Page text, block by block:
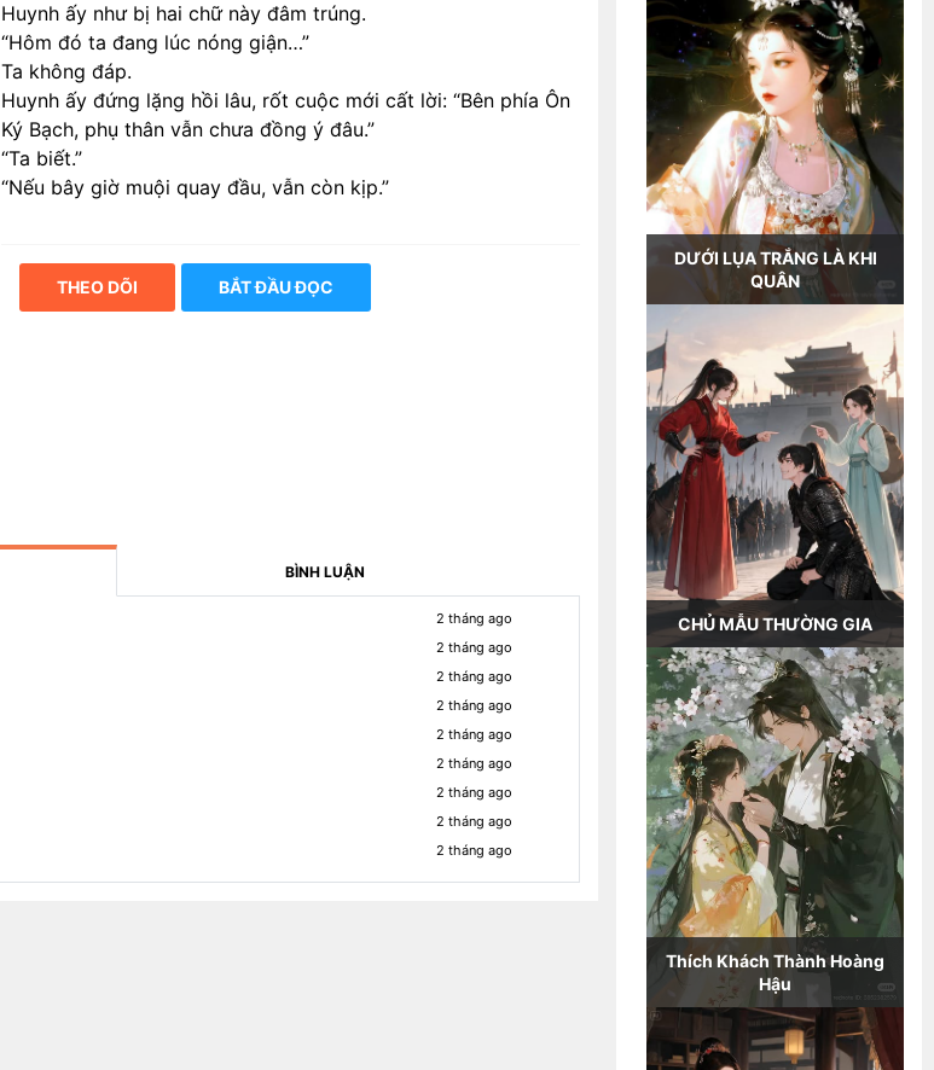
Huynh ấy như bị hai chữ này đâm trúng.
“Hôm đó ta đang lúc nóng giận…”
Ta không đáp.
Huynh ấy đứng lặng hồi lâu, rốt cuộc mới cất lời: “Bên phía Ôn
Ký Bạch, phụ thân vẫn chưa đồng ý đâu.”
“Ta biết.”
“Nếu bây giờ muội quay đầu, vẫn còn kịp.”
THEO DÕI BẮT ĐẦU ĐỌC
BÌNH LUẬN
2 tháng ago
2 tháng ago
2 tháng ago
2 tháng ago
2 tháng ago
2 tháng ago
2 tháng ago
2 tháng ago
2 tháng ago
DƯỚI LỤA TRẮNG LÀ KHI
QUÂN
CHỦ MẪU THƯỜNG GIA
Thích Khách Thành Hoàng
Hậu